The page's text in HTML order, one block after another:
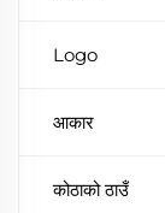
Logo
आकार
कोठाको ठाउँ